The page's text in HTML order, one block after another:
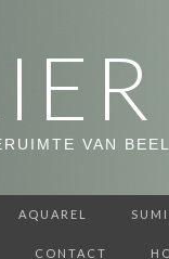
VAN
AQUAREL
CONTACT